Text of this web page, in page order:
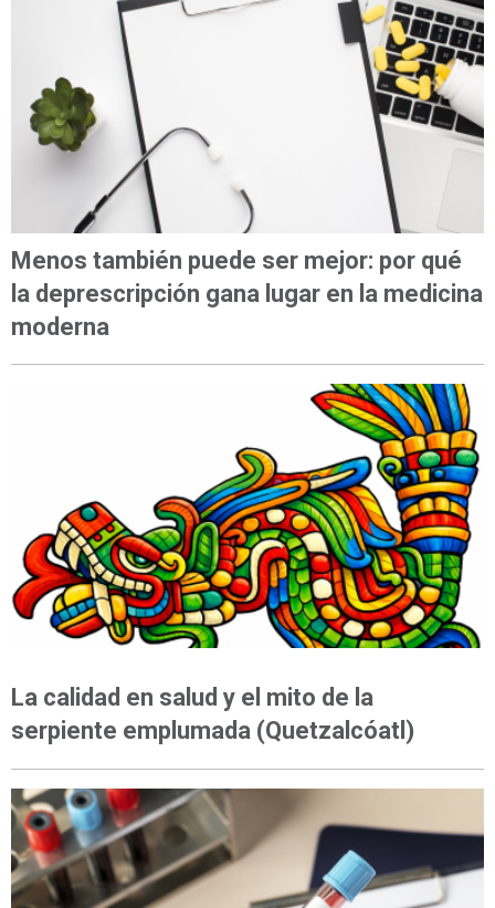
Menos también puede ser mejor: por qué
la deprescripción gana lugar en la medicina
moderna
La calidad en salud y el mito de la
serpiente emplumada (Quetzalcóatl)